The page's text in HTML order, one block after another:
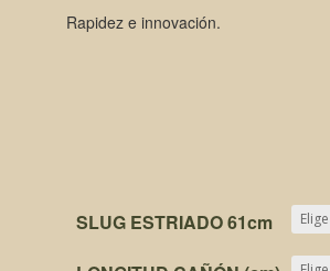
Rapidez e innovación.
SLUG ESTRIADO 61cm